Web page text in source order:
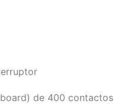
de 400 contactos